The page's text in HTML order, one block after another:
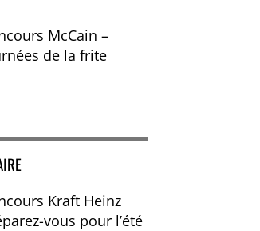
McCain –
de la frite
Kraft Heinz
vous pour l’été